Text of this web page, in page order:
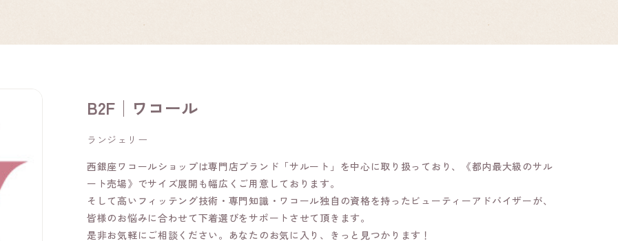
B2F│ワコール
ランジェリー
西銀座ワコールショップは専門店ブランド「サルート」を中心に取り扱っており、《都内最大級のサル
ート売場》でサイズ展開も幅広くご用意しております。
そして高いフィッテング技術・専門知識・ワコール独自の資格を持ったビューティーアドバイザーが、
皆様のお悩みに合わせて下着選びをサポートさせて頂きます。
是非お気軽にご相談ください。あなたのお気に入り、きっと見つかります！